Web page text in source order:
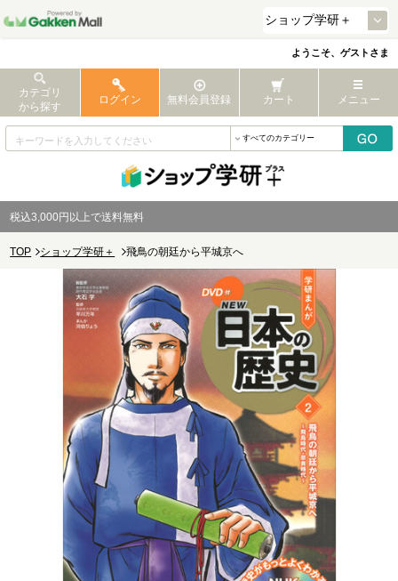
ようこそ、ゲストさま
カテゴリ
から探す
ログイン 無料会員登録 カート メニュー
税込3,000円以上で送料無料
TOP ショップ学研＋ 飛鳥の朝廷から平城京へ